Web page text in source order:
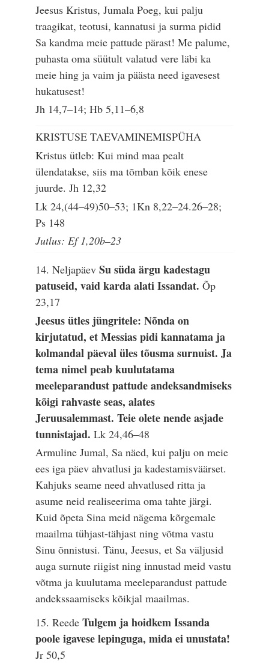
Jeesus Kristus, Jumala Poeg, kui palju
traagikat, teotusi, kannatusi ja surma pidid
Sa kandma meie pattude pärast! Me palume,
puhasta oma süütult valatud vere läbi ka
meie hing ja vaim ja päästa need igavesest
hukatusest!
Jh 14,7–14; Hb 5,11–6,8
KRISTUSE TAEVAMINEMISPÜHA
Kristus ütleb: Kui mind maa pealt
ülendatakse, siis ma tõmban kõik enese
juurde.Jh 12,32
Lk 24,(44–49)50–53; 1Kn 8,22–24.26–28;
Ps 148
Jutlus: Ef 1,20b–23
14. NeljapäevSu süda ärgu kadestagu
patuseid, vaid karda alati Issandat.Õp
23,17
Jeesus ütles jüngritele: Nõnda on
kirjutatud, et Messias pidi kannatama ja
kolmandal päeval üles tõusma surnuist. Ja
tema nimel peab kuulutatama
meeleparandust pattude andeksandmiseks
kõigi rahvaste seas, alates
Jeruusalemmast. Teie olete nende asjade
tunnistajad.Lk 24,46–48
Armuline Jumal, Sa näed, kui palju on meie
ees iga päev ahvatlusi ja kadestamisväärset.
Kahjuks seame need ahvatlused ritta ja
asume neid realiseerima oma tahte järgi.
Kuid õpeta Sina meid nägema kõrgemale
maailma tühjast-tähjast ning võtma vastu
Sinu õnnistusi. Tänu, Jeesus, et Sa väljusid
auga surnute riigist ning innustad meid vastu
võtma ja kuulutama meeleparandust pattude
andekssaamiseks kõikjal maailmas.
15. ReedeTulgem ja hoidkem Issanda
poole igavese lepinguga, mida ei unustata!
Jr 50,5